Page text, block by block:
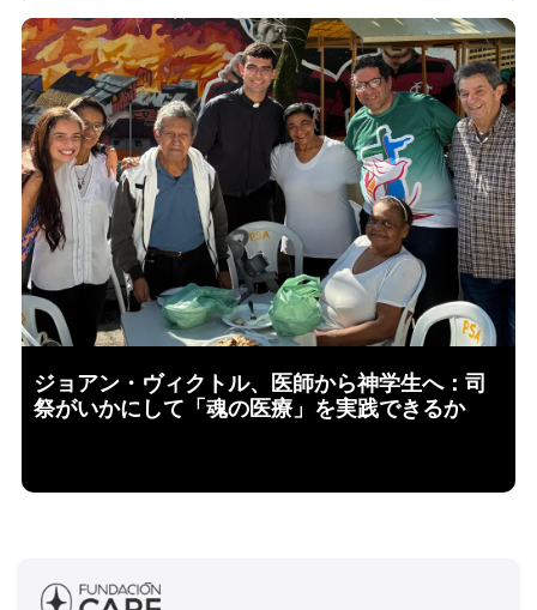
ジョアン・ヴィクトル、医師から神学生へ：司
祭がいかにして「魂の医療」を実践できるか